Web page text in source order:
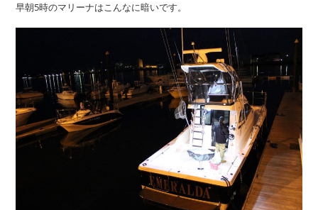
早朝5時のマリーナはこんなに暗いです。